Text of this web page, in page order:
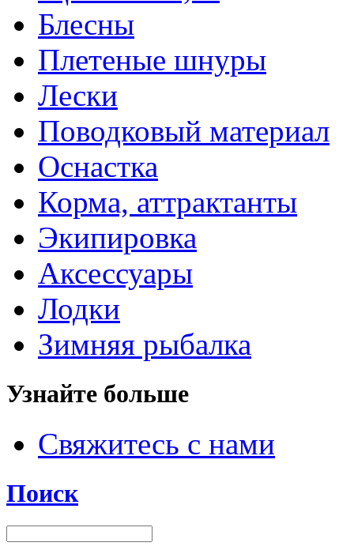
Блесны
Плетеные шнуры
Лески
Поводковый материал
Оснастка
Корма, аттрактанты
Экипировка
Аксессуары
Лодки
Зимняя рыбалка
Узнайте больше
Свяжитесь с нами
Поиск